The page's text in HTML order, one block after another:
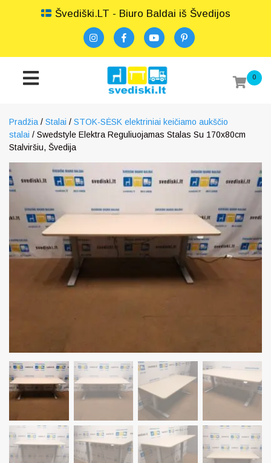
Švediški.LT - Biuro Baldai iš Švedijos
0
Pradžia / Stalai / STOK-SĖSK elektriniai keičiamo aukščio
stalai / Swedstyle Elektra Reguliuojamas Stalas Su 170x80cm
Stalviršiu, Švedija